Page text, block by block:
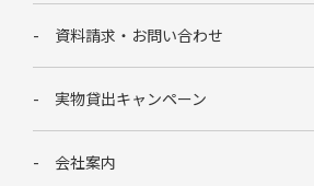
資料請求・お問い合わせ
実物貸出キャンペーン
会社案内